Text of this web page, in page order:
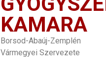
KAMARA
Borsod-Abaúj-Zemplén
Vármegyei Szervezete